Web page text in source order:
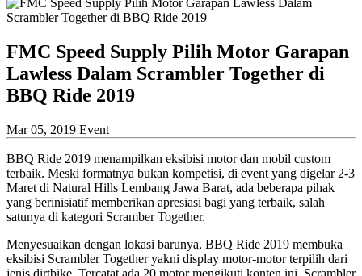
FMC Speed Supply Pilih Motor Garapan
Lawless Dalam Scrambler Together di
BBQ Ride 2019
Mar 05, 2019 Event
BBQ Ride 2019 menampilkan eksibisi motor dan mobil custom
terbaik. Meski formatnya bukan kompetisi, di event yang digelar 2-3
Maret di Natural Hills Lembang Jawa Barat, ada beberapa pihak
yang berinisiatif memberikan apresiasi bagi yang terbaik, salah
satunya di kategori Scramber Together.
Menyesuaikan dengan lokasi barunya, BBQ Ride 2019 membuka
eksibisi Scrambler Together yakni display motor-motor terpilih dari
jenis dirtbike. Tercatat ada 20 motor mengikuti konten ini. Scrambler